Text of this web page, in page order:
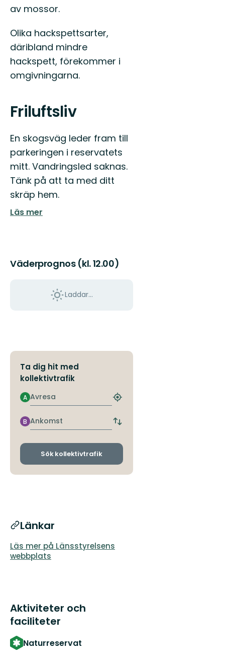
av mossor.
Olika hackspettsarter,
däribland mindre
hackspett, förekommer i
omgivningarna.
Friluftsliv
En skogsväg leder fram till
parkeringen i reservatets
mitt. Vandringsled saknas.
Tänk på att ta med ditt
skräp hem.
Läs mer
Väderprognos (kl. 12.00)
Laddar...
Ta dig hit med
kollektivtrafik
Avresa
A
Hitta
hållplats
Ankomst
B
Byt
och
Sök kollektivtrafik
Länkar
Läs mer på Länsstyrelsens
webbplats
Aktiviteter och
faciliteter
Naturreservat